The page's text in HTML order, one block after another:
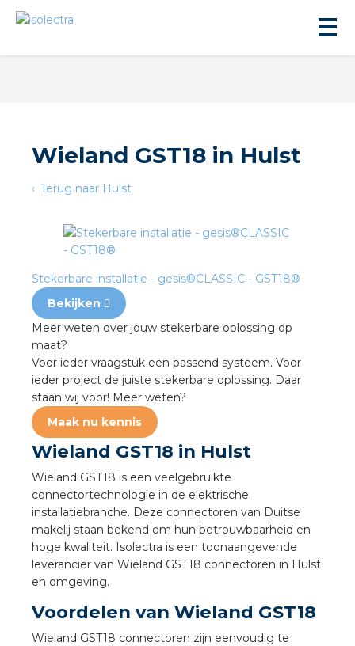
Wieland GST18 in Hulst
Terug naar Hulst
Stekerbare installatie - gesis®CLASSIC - GST18®
Bekijken
Meer weten over jouw stekerbare oplossing op
maat?
Voor ieder vraagstuk een passend systeem. Voor
ieder project de juiste stekerbare oplossing. Daar
staan wij voor! Meer weten?
Maak nu kennis
Wieland GST18 in Hulst
Wieland GST18 is een veelgebruikte
connectortechnologie in de elektrische
installatiebranche. Deze connectoren van Duitse
makelij staan bekend om hun betrouwbaarheid en
hoge kwaliteit. Isolectra is een toonaangevende
leverancier van Wieland GST18 connectoren in Hulst
en omgeving.
Voordelen van Wieland GST18
Wieland GST18 connectoren zijn eenvoudig te
installeren
installeren
installeren
installeren in de tuinbouw